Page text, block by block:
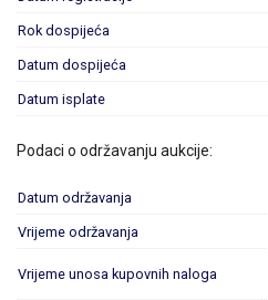
Rok dospijeća
Datum dospijeća
Datum isplate
Podaci o održavanju aukcije:
Datum održavanja
Vrijeme održavanja
Vrijeme unosa kupovnih naloga